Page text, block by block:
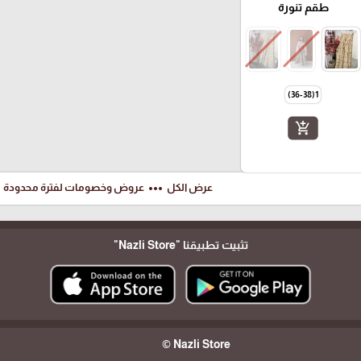
طقم تنورة
1(36-38)
add_shopping_cart
عرض الكل more_horiz عروض وخصومات لفترة محدودة
تثبيت تطبيقنا "Nazli Store"
Nazli Store ©